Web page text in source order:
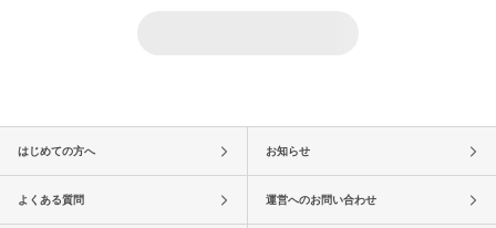
はじめての方へ お知らせ
よくある質問 運営へのお問い合わせ